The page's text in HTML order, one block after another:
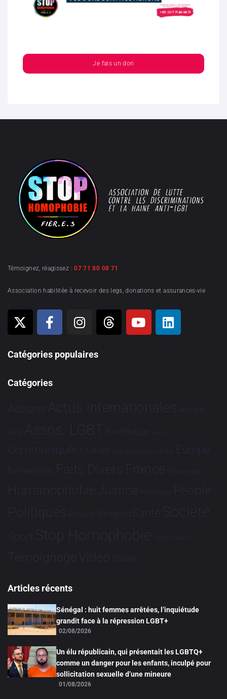
Je fais un don
Témoignez, réagissez :07 71 80 08 71
Association habilitée à recevoir des legs, donations et assurances-vie
Catégories populaires
Catégories
Actions Actus Internationales Afrique
Asie Assos. LGBT Bioéthique Brève
Communiqués Culture Dialogues France-Brésil Europe
Evénements Faits Divers France Hommage
HumanophobieJustice Partenariat People
Politiques Projets Religion Santé Société
Sport Stop Homophobie Tech Tribune
TémoignageVidéo Études
Articles récents
Sénégal : huit femmes arrêtées, l’inquiétude
grandit face à la répression LGBT+
02/08/2026
Un élu républicain, qui présentait les LGBTQ+
comme un danger pour les enfants, inculpé pour
sollicitation sexuelle d’une mineure
01/08/2026